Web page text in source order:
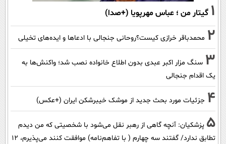
1 گیتار من ؛ عباس مهرپویا (+صدا)
2 محمدباقر خرازی کیست؟روحانی جنجالی با ادعاها و ایده‌های تخیلی
3 سنگ مزار اکبر عبدی بدون اطلاع خانواده نصب شد؛ واکنش‌ها به
یک اقدام جنجالی
4 جزئیات مورد بحث جدید از موشک خیبرشکن ایران (+عکس)
5 پزشکیان‌: آنچه گاهی از رهبر نقل می‌شود با شخصیتی که من دیدم
تطابق ندارد/ گفتند سه چهارم ( با تفاهم‌نامه) موافقت کنند می‌پذیرم، 12